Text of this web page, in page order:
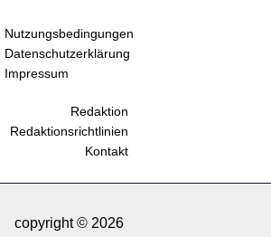
Nutzungsbedingungen
Datenschutzerklärung
Impressum
Redaktion
Redaktionsrichtlinien
Kontakt
copyright © 2026